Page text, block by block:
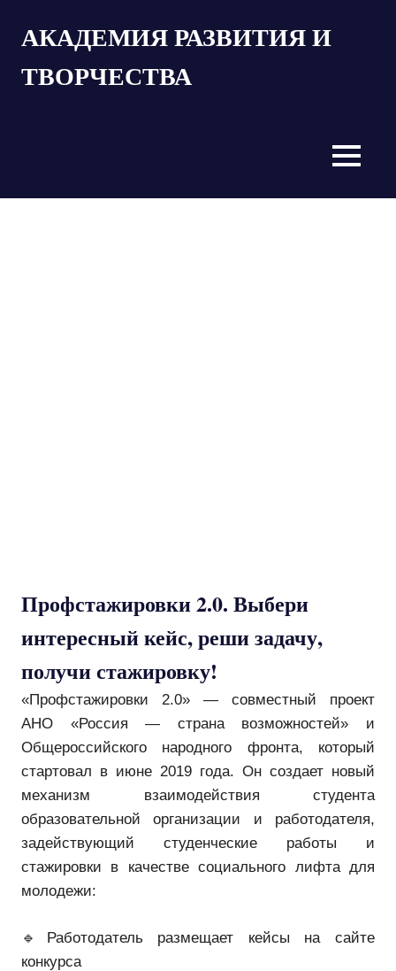
АКАДЕМИЯ РАЗВИТИЯ И
ТВОРЧЕСТВА
MENU
Профстажировки 2.0. Выбери
интересный кейс, реши задачу,
получи стажировку!
«Профстажировки 2.0» — совместный проект
АНО «Россия — страна возможностей» и
Общероссийского народного фронта, который
стартовал в июне 2019 года. Он создает новый
механизм взаимодействия студента
образовательной организации и работодателя,
задействующий студенческие работы и
стажировки в качестве социального лифта для
молодежи:
🔹Работодатель размещает кейсы на сайте
конкурса